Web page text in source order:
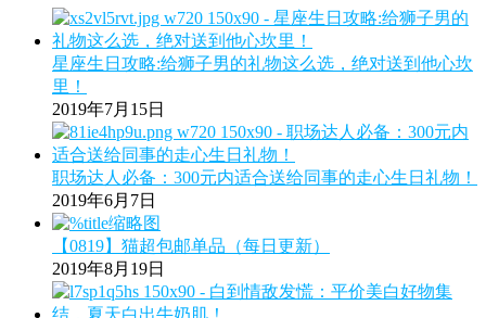
星座生日攻略:给狮子男的礼物这么选，绝对送到他心坎
里！
2019年7月15日
职场达人必备：300元内适合送给同事的走心生日礼物！
2019年6月7日
【0819】猫超包邮单品（每日更新）
2019年8月19日